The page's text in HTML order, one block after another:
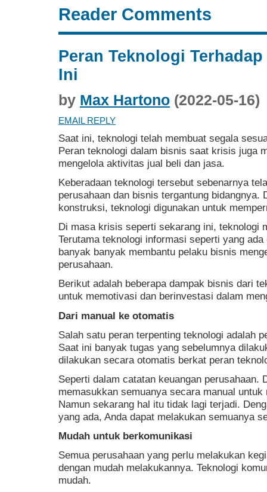
Reader Comments
Peran Teknologi
Ini
by Max Hartono (2022-05-16)
EMAIL REPLY
Saat ini, teknologi telah membuat segala
Peran teknologi dalam bisnis saat krisis juga
mengelola aktivitas jual beli dan jasa.
Keberadaan teknologi tersebut sebenarnya
perusahaan dan bisnis tergantung bidangnya.
konstruksi, teknologi digunakan untuk
Di masa krisis seperti sekarang ini, teknologi
Terutama teknologi informasi seperti yang
banyak banyak membantu pelaku bisnis
perusahaan.
Berikut adalah beberapa dampak bisnis dari
untuk memotivasi dan berinvestasi dalam
Dari manual ke otomatis
Salah satu peran terpenting teknologi adalah
Saat ini banyak tugas yang sebelumnya
dilakukan secara otomatis berkat peran
Seperti dalam catatan keuangan perusahaan.
memasukkan semuanya secara manual
Namun sekarang hal itu tidak lagi terjadi.
yang ada, Anda dapat melakukan semuanya
Mudah untuk berkomunikasi
Semua perusahaan yang perlu melakukan
dengan mudah melakukannya. Teknologi
mudah.